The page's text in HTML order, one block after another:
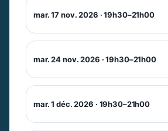
mar. 17 nov. 2026 · 19h30–21h00
mar. 24 nov. 2026 · 19h30–21h00
mar. 1 déc. 2026 · 19h30–21h00